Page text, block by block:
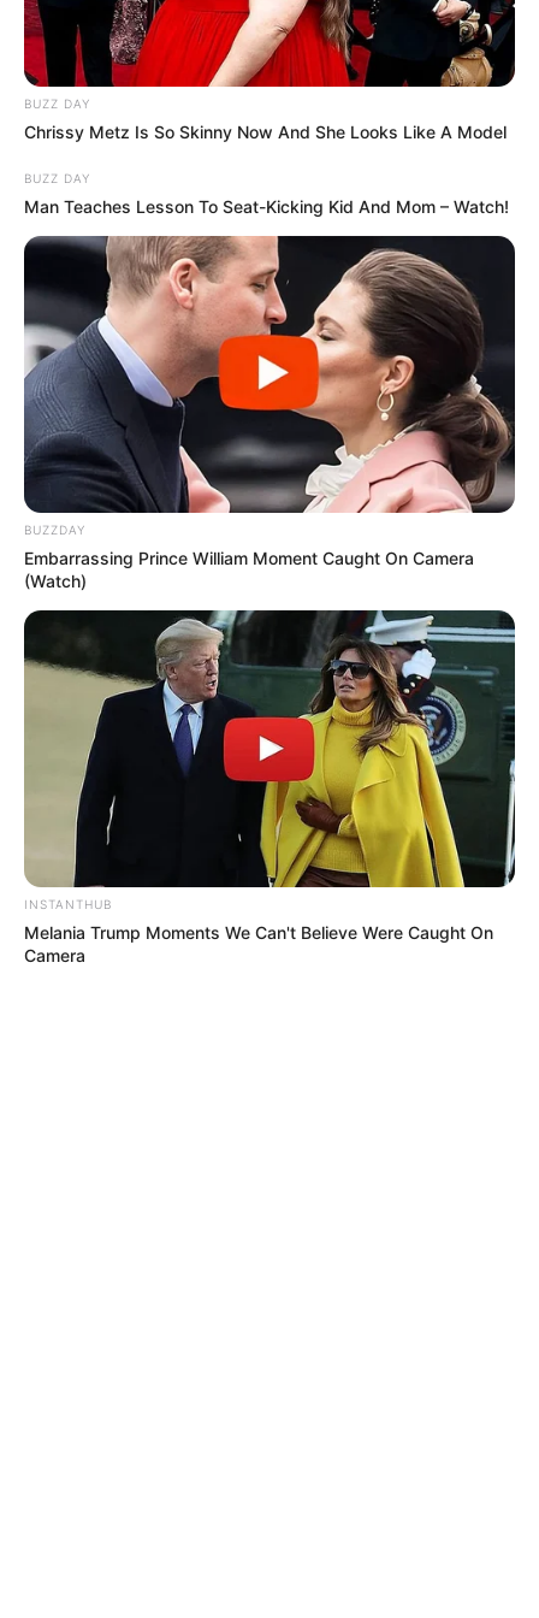
Simo
03/06/2021
1.500 FolgeGünther Jauch (64) wird am Donnerstag, 3.
Juni (20:15 Uhr bei RTL, auch via TVNow), die große
Jubiläumsshow von "Wer wird Millionär?" feiern. Der
Quizmaster geht ahnungslos in die Sendung und kennt
weder die Kandidaten, die mit einer besonderen
Spielvariante um den Höchstgewinn spielen, no
READ MORE
BUZZ DAY
Chrissy Metz Is So Skinny Now And She Looks Like A Model
BUZZ DAY
Man Teaches Lesson To Seat-Kicking Kid And Mom – Watch!
BUZZDAY
Embarrassing Prince William Moment Caught On Camera
(Watch)
INSTANTHUB
Melania Trump Moments We Can't Believe Were Caught On
Camera